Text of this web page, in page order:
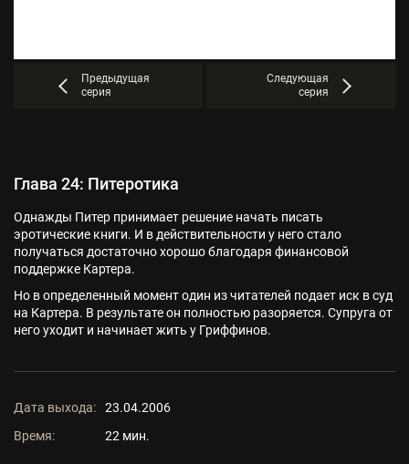
Предыдущая
серия
Следующая
серия
Глава 24: Питеротика
Однажды Питер принимает решение начать писать
эротические книги. И в действительности у него стало
получаться достаточно хорошо благодаря финансовой
поддержке Картера.
Но в определенный момент один из читателей подает иск в суд
на Картера. В результате он полностью разоряется. Супруга от
него уходит и начинает жить у Гриффинов.
Дата выхода:
23.04.2006
Время:
22 мин.